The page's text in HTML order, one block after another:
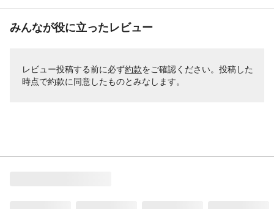
みんなが役に立ったレビュー
レビュー投稿する前に必ず約款をご確認ください。投稿した
時点で約款に同意したものとみなします。